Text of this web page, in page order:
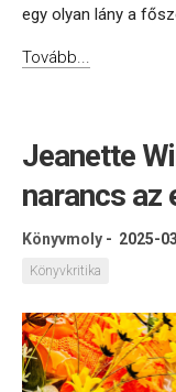
egy olyan lány a
Tovább...
Jeanette
narancs az
Könyvmoly - 2025-
Könyvkritika